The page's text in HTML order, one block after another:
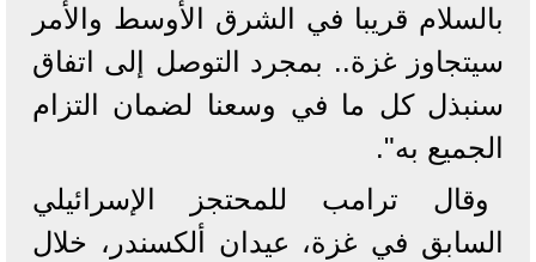
بالسلام قريبا في الشرق الأوسط والأمر
سيتجاوز غزة.. بمجرد التوصل إلى اتفاق
سنبذل كل ما في وسعنا لضمان التزام
الجميع به".
وقال ترامب للمحتجز الإسرائيلي
السابق في غزة، عيدان ألكسندر، خلال